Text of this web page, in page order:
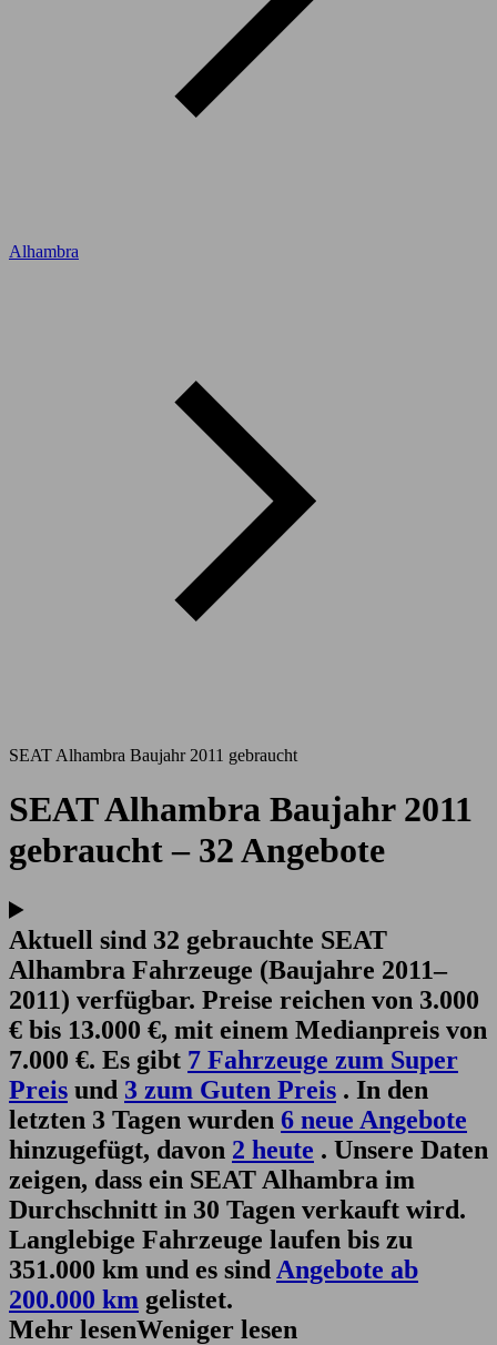
Alhambra
SEAT Alhambra Baujahr 2011 gebraucht
SEAT Alhambra Baujahr 2011
gebraucht – 32 Angebote
Aktuell sind 32 gebrauchte SEAT
Alhambra Fahrzeuge (Baujahre 2011–
2011) verfügbar. Preise reichen von 3.000
€ bis 13.000 €, mit einem Medianpreis von
7.000 €. Es gibt 7 Fahrzeuge zum Super
Preis und 3 zum Guten Preis . In den
letzten 3 Tagen wurden 6 neue Angebote
hinzugefügt, davon 2 heute . Unsere Daten
zeigen, dass ein SEAT Alhambra im
Durchschnitt in 30 Tagen verkauft wird.
Langlebige Fahrzeuge laufen bis zu
351.000 km und es sind Angebote ab
200.000 km gelistet.
Mehr lesenWeniger lesen